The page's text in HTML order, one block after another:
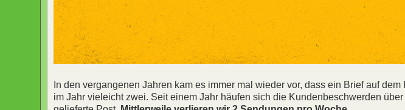
In den vergangenen Jahren kam es immer mal wieder vor, dass ein Brief auf
im Jahr vieleicht zwei. Seit einem Jahr häufen sich die Kundenbeschwerden